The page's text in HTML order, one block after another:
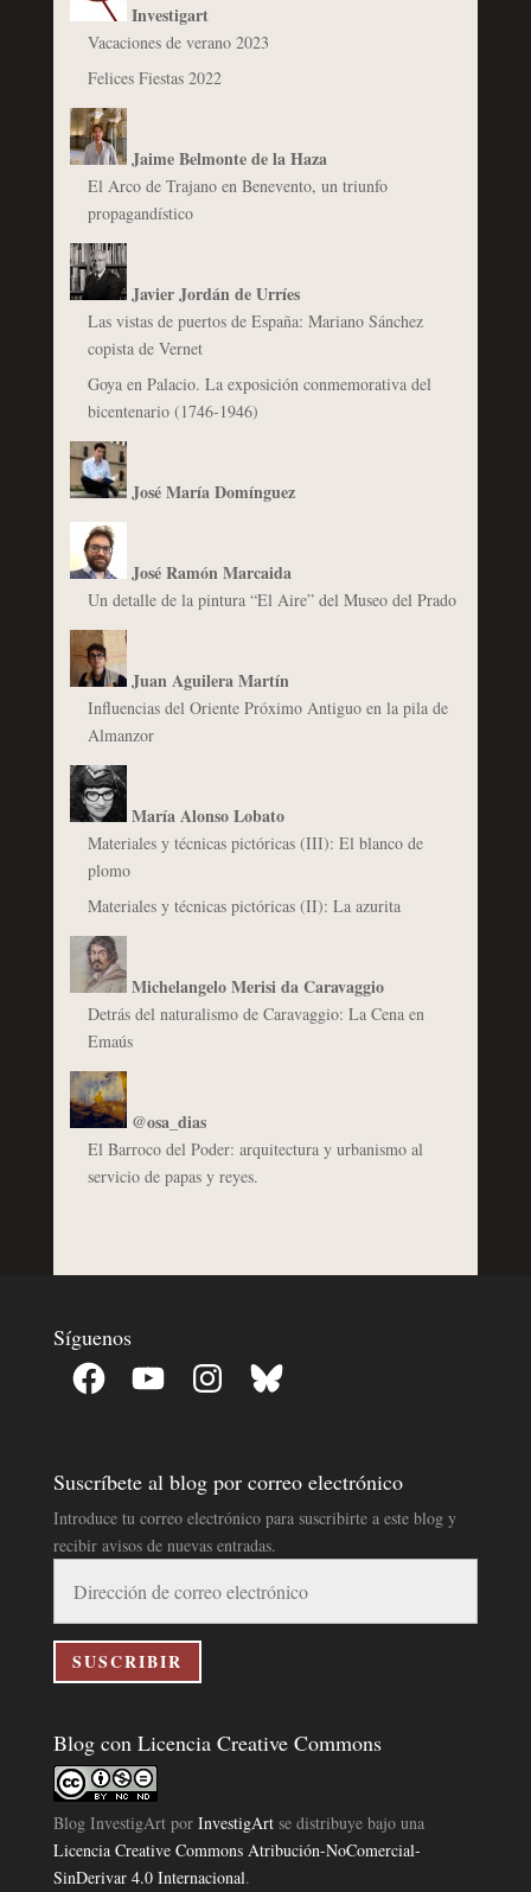
Investigart
Vacaciones de verano 2023
Felices Fiestas 2022
Jaime Belmonte de la Haza
El Arco de Trajano en Benevento, un triunfo
propagandístico
Javier Jordán de Urríes
Las vistas de puertos de España: Mariano Sánchez
copista de Vernet
Goya en Palacio. La exposición conmemorativa del
bicentenario (1746-1946)
José María Domínguez
José Ramón Marcaida
Un detalle de la pintura “El Aire” del Museo del Prado
Juan Aguilera Martín
Influencias del Oriente Próximo Antiguo en la pila de
Almanzor
María Alonso Lobato
Materiales y técnicas pictóricas (III): El blanco de
plomo
Materiales y técnicas pictóricas (II): La azurita
Michelangelo Merisi da Caravaggio
Detrás del naturalismo de Caravaggio: La Cena en
Emaús
@osa_dias
El Barroco del Poder: arquitectura y urbanismo al
servicio de papas y reyes.
Síguenos
Facebook YouTube InstagramBluesky
Suscríbete al blog por correo electrónico
Introduce tu correo electrónico para suscribirte a este blog y
recibir avisos de nuevas entradas.
correo
electrónico
SUSCRIBIR
Blog con Licencia Creative Commons
Blog InvestigArtpor InvestigArtse distribuye bajo una
Licencia Creative Commons Atribución-NoComercial-
SinDerivar 4.0 Internacional.